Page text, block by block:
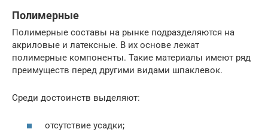
Полимерные
Полимерные составы на рынке подразделяются на
акриловые и латексные. В их основе лежат
полимерные компоненты. Такие материалы имеют ряд
преимуществ перед другими видами шпаклевок.
Среди достоинств выделяют:
отсутствие усадки;